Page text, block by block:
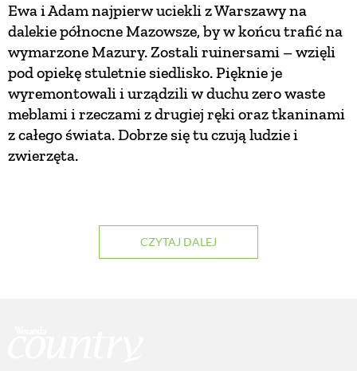
Ewa i Adam najpierw uciekli z Warszawy na
dalekie północne Mazowsze, by w końcu trafić na
wymarzone Mazury. Zostali ruinersami – wzięli
pod opiekę stuletnie siedlisko. Pięknie je
wyremontowali i urządzili w duchu zero waste
meblami i rzeczami z drugiej ręki oraz tkaninami
z całego świata. Dobrze się tu czują ludzie i
zwierzęta.
CZYTAJ DALEJ
GRZYBY
KRAJOBRAZ
RĘKODZIEŁO
ZWYCZAJE